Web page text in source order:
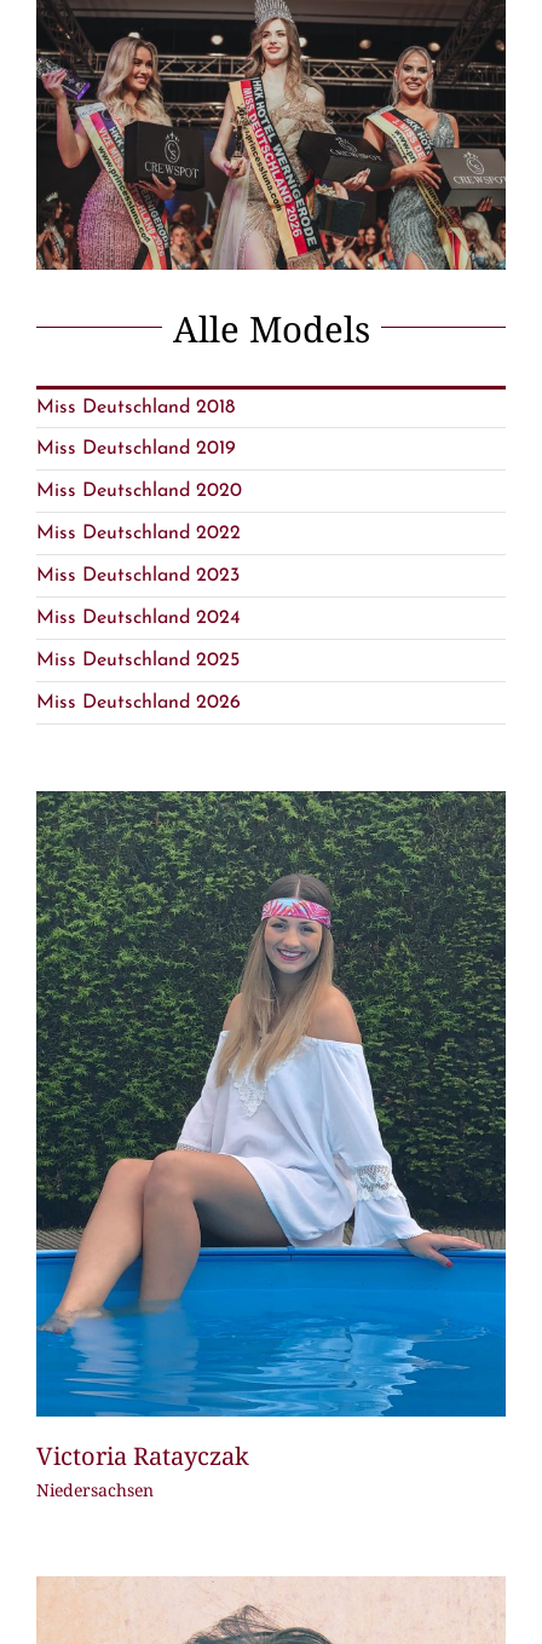
Alle Models
Miss Deutschland 2018
Miss Deutschland 2019
Miss Deutschland 2020
Miss Deutschland 2022
Miss Deutschland 2023
Miss Deutschland 2024
Miss Deutschland 2025
Miss Deutschland 2026
Victoria Ratayczak
Niedersachsen